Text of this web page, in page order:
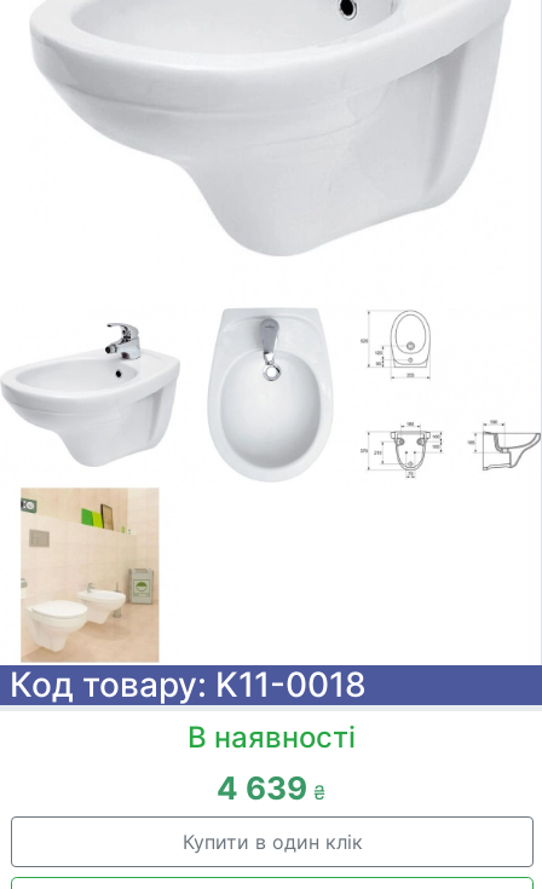
Код товару: K11-0018
В наявності
4 639 ₴
Купити в один клік